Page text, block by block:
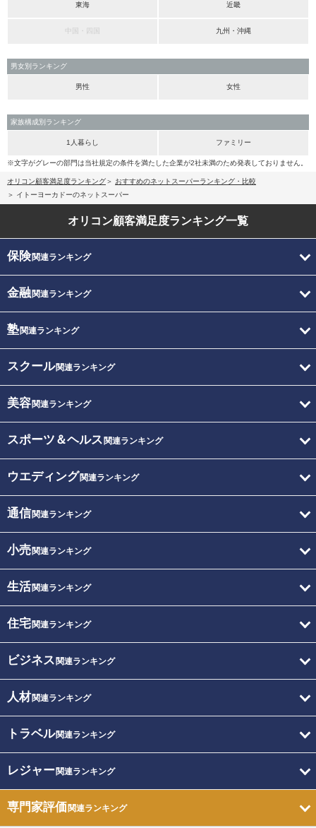
東海 近畿
中国・四国 九州・沖縄
男女別ランキング
男性 女性
家族構成別ランキング
1人暮らし ファミリー
※文字がグレーの部門は当社規定の条件を満たした企業が2社未満のため発表しておりません。
オリコン顧客満足度ランキング
おすすめのネットスーパーランキング・比較
イトーヨーカドーのネットスーパー
オリコン顧客満足度ランキング一覧
保険関連ランキング
金融関連ランキング
塾関連ランキング
スクール関連ランキング
美容関連ランキング
スポーツ＆ヘルス 関連ランキング
ウエディング関連ランキング
通信関連ランキング
小売関連ランキング
生活関連ランキング
住宅関連ランキング
ビジネス 関連ランキング
人材関連ランキング
トラベル関連ランキング
レジャー関連ランキング
専門家評価関連ランキング